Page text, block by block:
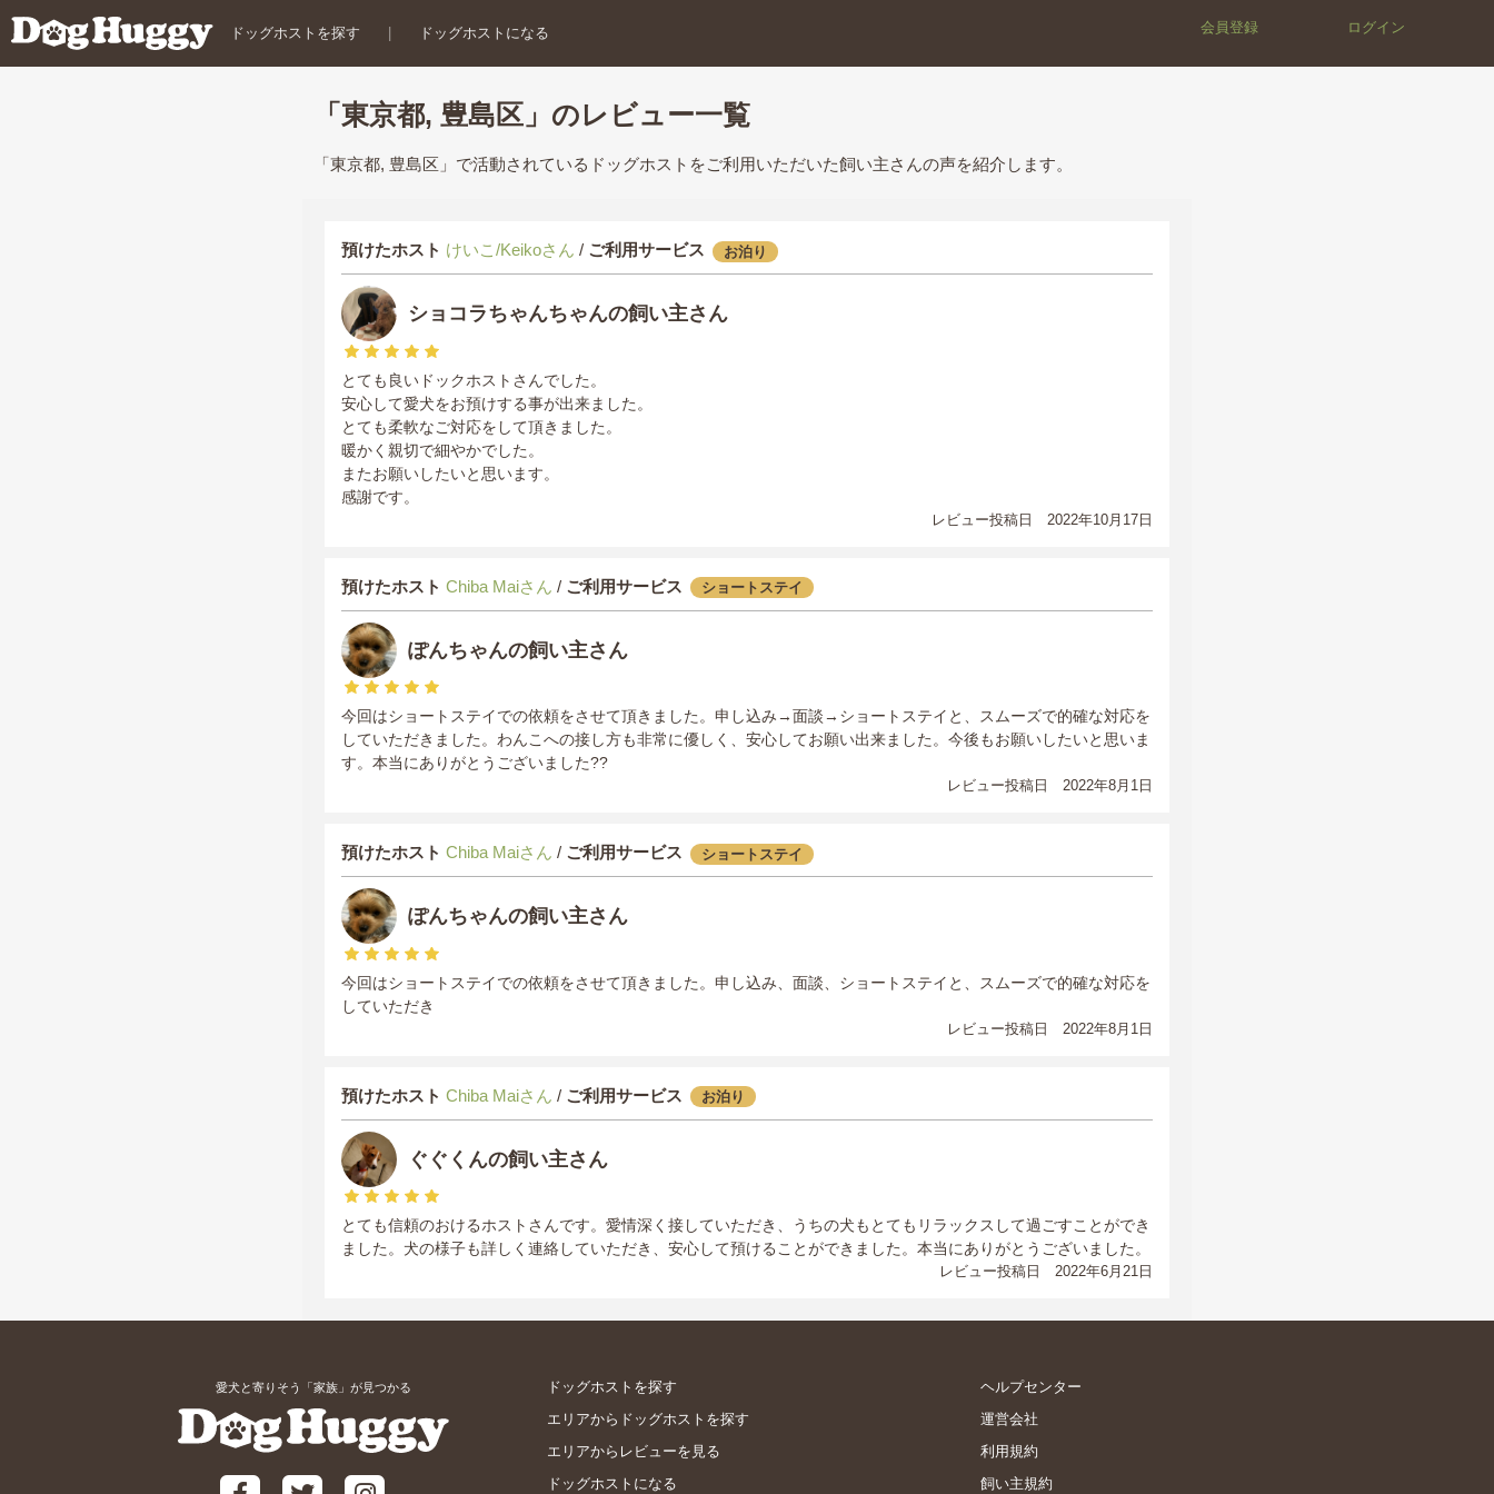
ドッグホストを探す ドッグホストになる 会員登録 ログイン
「東京都, 豊島区」のレビュー一覧
「東京都, 豊島区」で活動されているドッグホストをご利用いただいた飼い主さんの声を紹介します。
預けたホスト けいこ/Keikoさん / ご利用サービス お泊り
ショコラちゃんちゃんの飼い主さん
とても良いドックホストさんでした。
安心して愛犬をお預けする事が出来ました。
とても柔軟なご対応をして頂きました。
暖かく親切で細やかでした。
またお願いしたいと思います。
感謝です。
レビュー投稿日 2022年10月17日
預けたホスト Chiba Maiさん / ご利用サービス ショートステイ
ぽんちゃんの飼い主さん
今回はショートステイでの依頼をさせて頂きました。申し込み→面談→ショートステイと、スムーズで的確な対応を
していただきました。わんこへの接し方も非常に優しく、安心してお願い出来ました。今後もお願いしたいと思いま
す。本当にありがとうございました??
レビュー投稿日 2022年8月1日
預けたホスト Chiba Maiさん / ご利用サービス ショートステイ
ぽんちゃんの飼い主さん
今回はショートステイでの依頼をさせて頂きました。申し込み、面談、ショートステイと、スムーズで的確な対応を
していただき
レビュー投稿日 2022年8月1日
預けたホスト Chiba Maiさん / ご利用サービス お泊り
ぐぐくんの飼い主さん
とても信頼のおけるホストさんです。愛情深く接していただき、うちの犬もとてもリラックスして過ごすことができ
ました。犬の様子も詳しく連絡していただき、安心して預けることができました。本当にありがとうございました。
レビュー投稿日 2022年6月21日
愛犬と寄りそう「家族」が見つかる
ドッグホストを探す
エリアからドッグホストを探す
エリアからレビューを見る
ドッグホストになる
ヘルプセンター
運営会社
利用規約
飼い主規約